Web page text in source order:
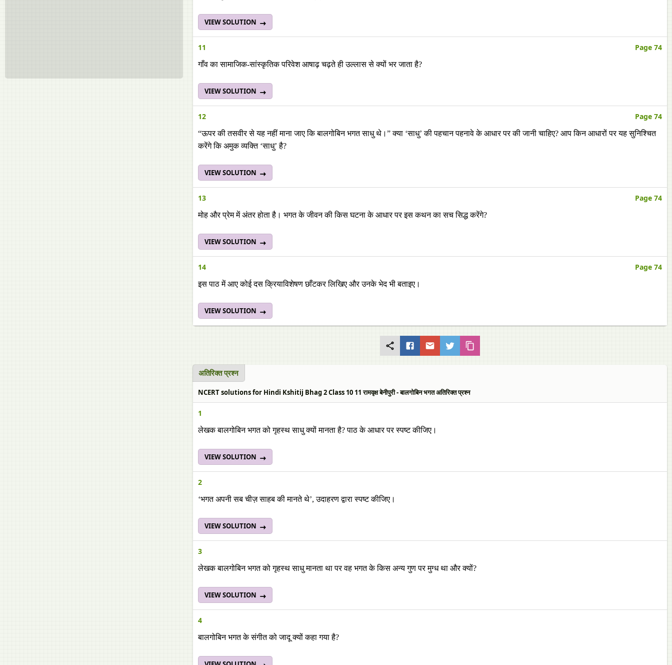
VIEW SOLUTION
11 Page 74
गाँव का सामाजिक-सांस्कृतिक परिवेश आषाढ़ चढ़ते ही उल्लास से क्यों भर जाता है?
VIEW SOLUTION
12 Page 74
“ऊपर की तसवीर से यह नहीं माना जाए कि बालगोबिन भगत साधु थे।” क्या ‘साधु’ की पहचान पहनावे के आधार पर की जानी चाहिए? आप किन आधारों पर यह सुनिश्चित
करेंगे कि अमुक व्यक्ति ‘साधु’ है?
VIEW SOLUTION
13 Page 74
मोह और प्रेम में अंतर होता है। भगत के जीवन की किस घटना के आधार पर इस कथन का सच सिद्ध करेंगे?
VIEW SOLUTION
14 Page 74
इस पाठ में आए कोई दस क्रियाविशेषण छाँटकर लिखिए और उनके भेद भी बताइए।
VIEW SOLUTION
अतिरिक्त प्रश्न
NCERT solutions for Hindi Kshitij Bhag 2 Class 10 11 रामवृक्ष बेनीपुरी - बालगोबिन भगत अतिरिक्त प्रश्न
1
लेखक बालगोबिन भगत को गृहस्थ साधु क्यों मानता है? पाठ के आधार पर स्पष्ट कीजिए।
VIEW SOLUTION
2
‘भगत अपनी सब चीज़ साहब की मानते थे’, उदाहरण द्वारा स्पष्ट कीजिए।
VIEW SOLUTION
3
लेखक बालगोबिन भगत को गृहस्थ साधु मानता था पर वह भगत के किस अन्य गुण पर मुग्ध था और क्यों?
VIEW SOLUTION
4
बालगोबिन भगत के संगीत को जादू क्यों कहा गया है?